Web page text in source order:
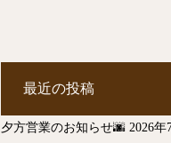
最近の投稿
夕方営業のお知らせ🌆 2026年